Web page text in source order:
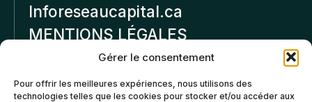
Gérer le consentement
Pour offrir les meilleures expériences, nous utilisons des
technologies telles que les cookies pour stocker et/ou accéder aux
Inforeseaucapital.ca
MENTIONS LÉGALES
Politique de
confidentialité